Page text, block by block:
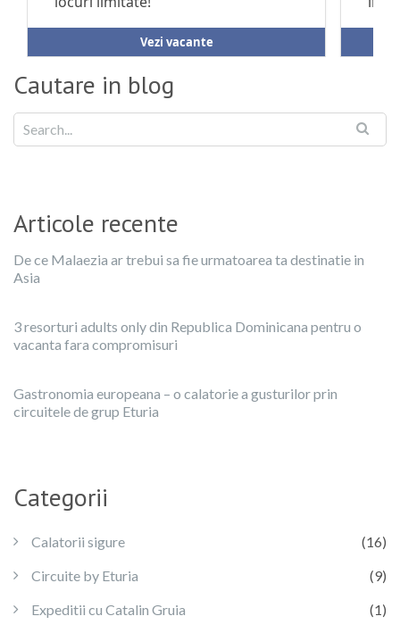
Cautare in blog
Articole recente
De ce Malaezia ar trebui sa fie urmatoarea ta destinatie in
Asia
3 resorturi adults only din Republica Dominicana pentru o
vacanta fara compromisuri
Gastronomia europeana – o calatorie a gusturilor prin
circuitele de grup Eturia
Categorii
Calatorii sigure
(16)
Circuite by Eturia
(9)
Expeditii cu Catalin Gruia
(1)